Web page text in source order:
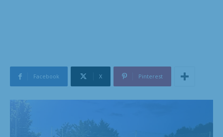
Facebook X Pinterest